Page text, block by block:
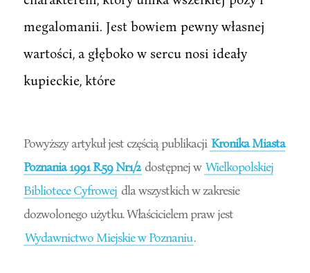
megalomanii. Jest bowiem pewny własnej
wartości, a głęboko w sercu nosi ideały
kupieckie, które
Powyższy artykuł jest częścią publikacji Kronika Miasta
Poznania 1991 R.59 Nr1/2 dostępnej w Wielkopolskiej
Bibliotece Cyfrowej dla wszystkich w zakresie
dozwolonego użytku. Właścicielem praw jest
Wydawnictwo Miejskie w Poznaniu.